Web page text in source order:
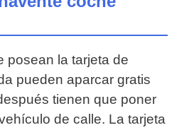
posean la tarjeta de
pueden aparcar gratis
tienen que poner
de calle. La tarjeta